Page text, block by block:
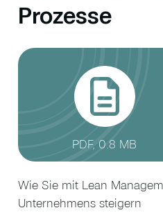
Prozesse
PDF, 0.8 MB
Wie Sie mit Lean
Unternehmens steigern